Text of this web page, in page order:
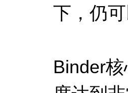
下，仍
Binder